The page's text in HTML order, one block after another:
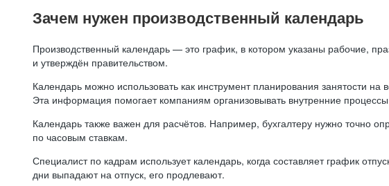
Зачем нужен производственный календарь
Производственный календарь — это график, в котором указаны рабочие,
и утверждён правительством.
Календарь можно использовать как инструмент планирования занятости
Эта информация помогает компаниям организовывать внутренние
Календарь также важен для расчётов. Например, бухгалтеру нужно точно
по часовым ставкам.
Специалист по кадрам использует календарь, когда составляет график
дни выпадают на отпуск, его продлевают.